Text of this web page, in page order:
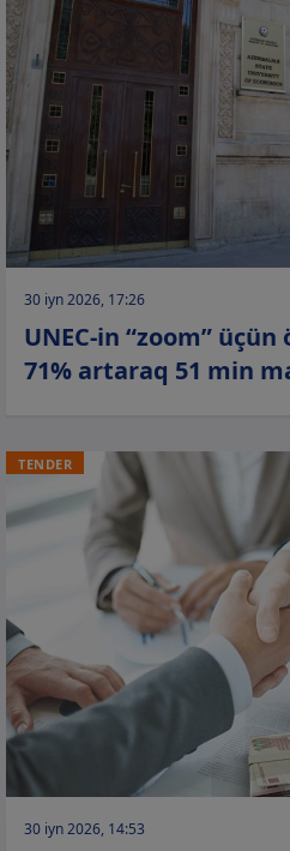
30 iyn 2026, 17:26
UNEC-in “zoom”
71% artaraq 51 min
TENDER
30 iyn 2026, 14:53